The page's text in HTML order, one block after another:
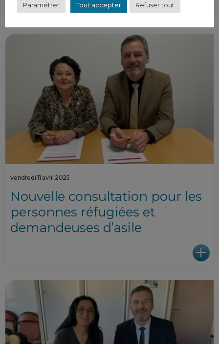
vendredi 11 avril 2025
Nouvelle consultation pour les
personnes réfugiées et
demandeuses d’asile
Paramétrer Tout accepter Refuser tout